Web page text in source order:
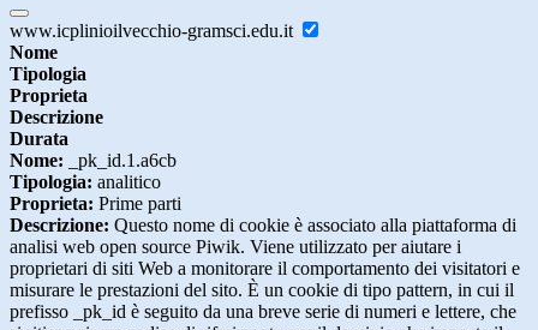
www.icplinioilvecchio-gramsci.edu.it
Nome
Tipologia
Proprieta
Descrizione
Durata
Nome: _pk_id.1.a6cb
Tipologia: analitico
Proprieta: Prime parti
Descrizione: Questo nome di cookie è associato alla piattaforma di
analisi web open source Piwik. Viene utilizzato per aiutare i
proprietari di siti Web a monitorare il comportamento dei visitatori e
misurare le prestazioni del sito. È un cookie di tipo pattern, in cui il
prefisso _pk_id è seguito da una breve serie di numeri e lettere, che